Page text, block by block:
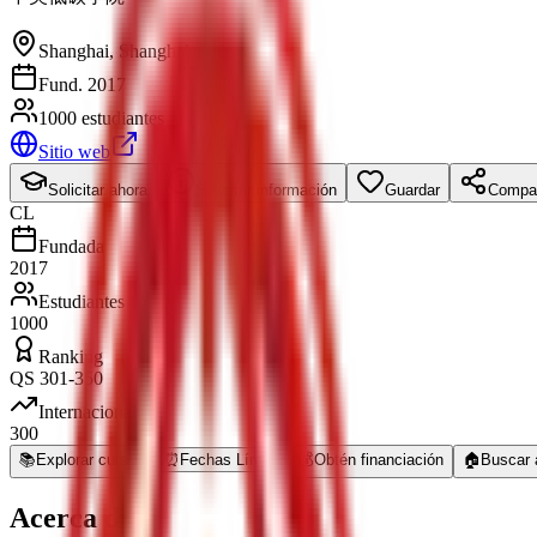
Shanghai, Shanghai
Fund. 2017
1000 estudiantes
Sitio web
Solicitar ahora Solicitar información Guardar
CL
Fundada
2017
Estudiantes
1000
Ranking
QS 301-350
Internacional
300
📚 Explorar cursos ⏰ Fechas Límite 💰Obtén financiación 🏠 Buscar
Acerca de